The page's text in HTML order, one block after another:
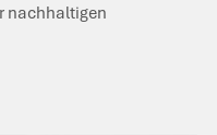
nachhaltigen